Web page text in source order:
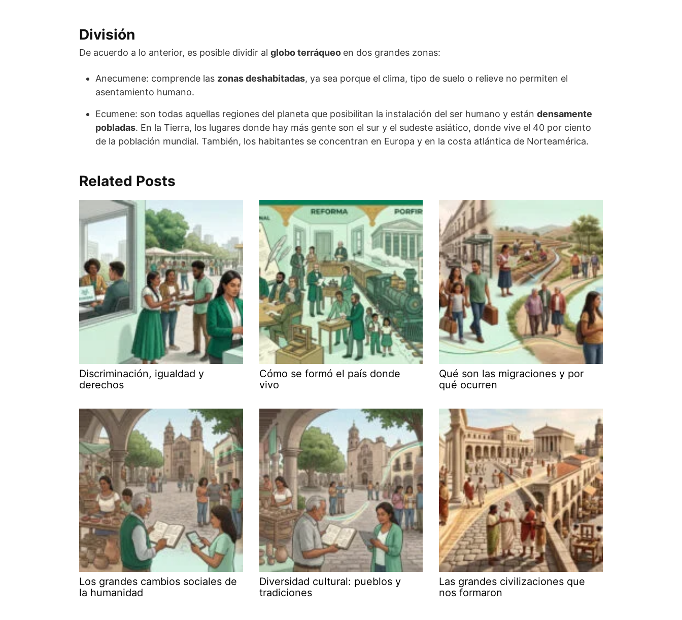
División
De acuerdo a lo anterior, es posible dividir al globo terráqueo en dos grandes zonas:
Anecumene: comprende las zonas deshabitadas, ya sea porque el clima, tipo de suelo o relieve no permiten el
asentamiento humano.
Ecumene: son todas aquellas regiones del planeta que posibilitan la instalación del ser humano y están densamente
pobladas. En la Tierra, los lugares donde hay más gente son el sur y el sudeste asiático, donde vive el 40 por ciento
de la población mundial. También, los habitantes se concentran en Europa y en la costa atlántica de Norteamérica.
Related Posts
Discriminación, igualdad y
derechos
Cómo se formó el país donde
vivo
Qué son las migraciones y por
qué ocurren
Los grandes cambios sociales de
la humanidad
Diversidad cultural: pueblos y
tradiciones
Las grandes civilizaciones que
nos formaron